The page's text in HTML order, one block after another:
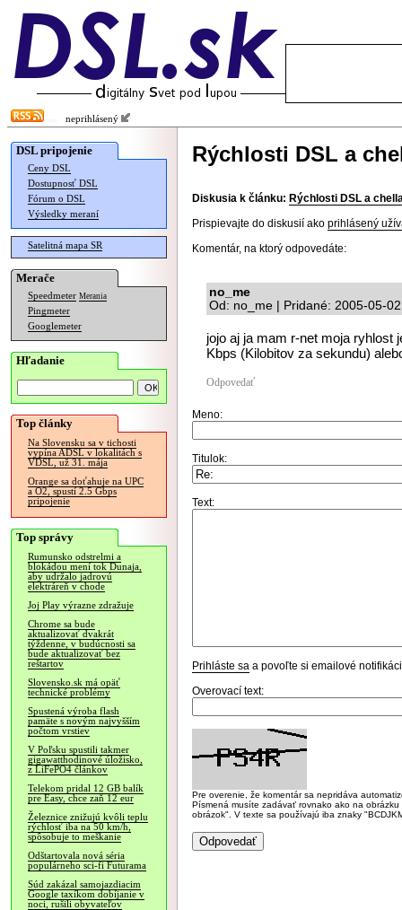
neprihlásený
DSL pripojenie
Ceny DSL
Dostupnosť DSL
Fórum o DSL
Výsledky meraní
Satelitná mapa SR
Merače
Speedmeter Merania
Pingmeter
Googlemeter
Hľadanie
Top články
Na Slovensku sa v tichosti
vypína ADSL v lokalitách s
VDSL, už 31. mája
Orange sa doťahuje na UPC
a O2, spustí 2.5 Gbps
pripojenie
Top správy
Rumunsko odstrelmi a
blokádou mení tok Dunaja,
aby udržalo jadrovú
elektráreň v chode
Joj Play výrazne zdražuje
Chrome sa bude
aktualizovať dvakrát
týždenne, v budúcnosti sa
bude aktualizovať bez
reštartov
Slovensko.sk má opäť
technické problémy
Spustená výroba flash
pamäte s novým najvyšším
počtom vrstiev
V Poľsku spustili takmer
gigawatthodinové úložisko,
z LiFePO4 článkov
Telekom pridal 12 GB balík
pre Easy, chce zaň 12 eur
Železnice znižujú kvôli teplu
rýchlosť iba na 50 km/h,
spôsobuje to meškanie
Odštartovala nová séria
populárneho sci-fi Futurama
Súd zakázal samojazdiacim
Google taxíkom dobíjanie v
noci, rušili obyvateľov
Rýchlosti DSL a
Diskusia k článku: Rýchlosti DSL a
Prispievajte do diskusií ako prihlásený
Komentár, na ktorý odpovedáte:
no_me
Od: no_me | Pridané: 2005-05-
jojo aj ja mam r-net moja ryhlost
Kbps (Kilobitov za sekundu)
Odpovedať
Meno:
Titulok:
Text:
Prihláste sa a povoľte si emailové
Overovací text:
Pre overenie, že komentár sa nepridáva
Písmená musíte zadávať rovnako ako na
obrázok". V texte sa používajú iba znaky